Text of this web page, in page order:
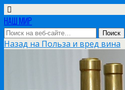
НАШ МИР
Назад на Польза и вред вина